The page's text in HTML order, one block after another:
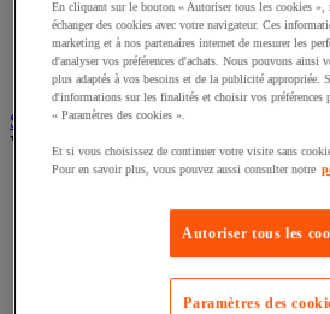
Jeu de société et fléchettes
Randonnée et camping
Roller, skateboard et trottinnette
Sport de précision
Sports aquatiques
Voir toute la catégorie
En cliquant sur le bouton « Autoriser tous les cookies »,
échanger des cookies avec votre navigateur. Ces
marketing et à nos partenaires internet de mesurer les
d'analyser vos préférences d'achats. Nous pouvons ainsi
plus adaptés à vos besoins et de la publicité appropriée.
d'informations sur les finalités et choisir vos préférences
« Paramètres des cookies ».
Et si vous choisissez de continuer votre visite sans
Pour en savoir plus, vous pouvez aussi consulter notre
Autoriser tous les
Paramètres des